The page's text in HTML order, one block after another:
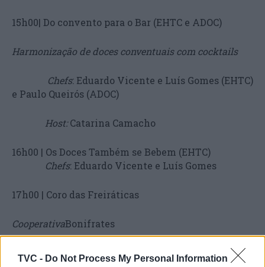
TVC - Do Not Process My Personal Information
15h00| Do convento para o Bar (EHTC e ADOC)
Harmonização de doces conventuais com cocktails
Chefs: Eduardo Vicente e Luís Gomes (EHTC)
e Paulo Queirós (ADOC)
Host:Catarina Camacho
16h00 | Os Doces Também se Bebem (EHTC)
Chefs: Eduardo Vicente e Luís Gomes
17h00 | Coro das Freiráticas
CooperativaBonifrates
18h30 | Doces da Casa (ADOC)